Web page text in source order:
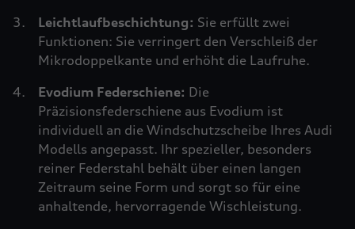
Leichtlaufbeschichtung: Sie erfüllt zwei
Funktionen: Sie verringert den Verschleiß der
Mikrodoppelkante und erhöht die Laufruhe.
Evodium Federschiene: Die
Präzisionsfederschiene aus Evodium ist
individuell an die Windschutzscheibe Ihres Audi
Modells angepasst. Ihr spezieller, besonders
reiner Federstahl behält über einen langen
Zeitraum seine Form und sorgt so für eine
anhaltende, hervorragende Wischleistung.